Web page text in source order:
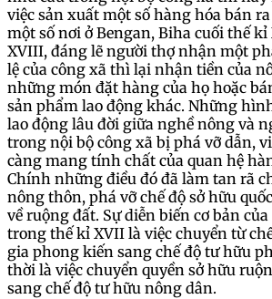
việc sản xuất một số hàng hóa bán
một số nơi ở Bengan, Biha cuối thế
XVIII, đáng lẽ người thợ nhận một
lệ của công xã thì lại nhận tiền của
những món đặt hàng của họ hoặc
sản phẩm lao động khác. Những
lao động lâu đời giữa nghề nông và
trong nội bộ công xã bị phá vỡ dẫn,
càng mang tính chất của quan hệ
Chính những điều đó đã làm tan rã
nông thôn, phá vỡ chế độ sở hữu
về ruộng đất. Sự diễn biến cơ bản
trong thế kỉ XVII là việc chuyển từ
gia phong kiến sang chế độ tư hữu
thời là việc chuyển quyền sở hữu
sang chế độ tư hữu nông dân.